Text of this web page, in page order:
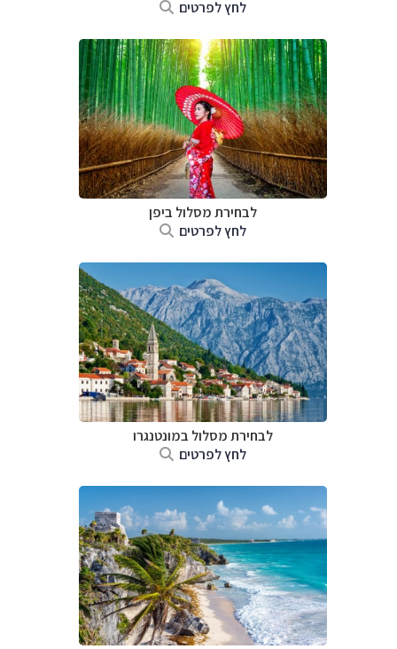
לחץ לפרטים
לבחירת מסלול ביפן
לחץ לפרטים
לבחירת מסלול במונטנגרו
לחץ לפרטים